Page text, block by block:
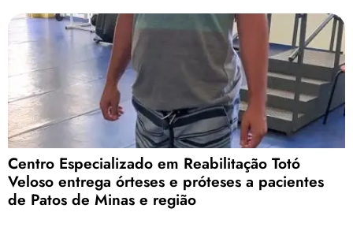
Centro Especializado em Reabilitação Totó
Veloso entrega órteses e próteses a pacientes
de Patos de Minas e região